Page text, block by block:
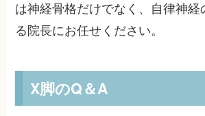
は神経骨格だけでなく、自律神経
る院長にお任せください。
X脚のQ＆A